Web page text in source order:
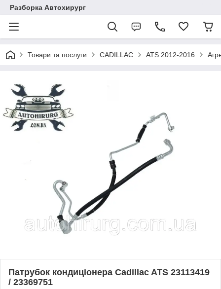
Разборка Автохирург
Товари та послуги CADILLAC ATS 2012-2016
Патрубок кондиціонера Cadillac ATS 23113419
/ 23369751